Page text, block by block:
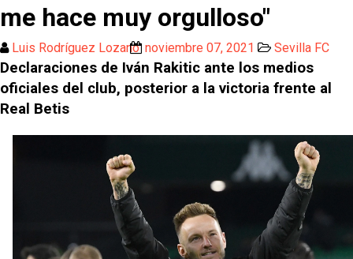
El Sevilla FC oficializa la cesión de Rafa Mir al Aris
de Salónica
Juanlu se marcha traspasado al Bournemouth
Emery quiere pescar en el Atleti , el Villareal ya
tiene nuevo portero y el Getafe mueve ficha... Las
últimas novedades del mercado de La Liga
Vargas y Sow se incorporan al grupo en la sesión
Odysseas Vlachodimos: “El objetivo es mejorar la
temporada pasada”
me hace muy orgulloso"
Luis Rodríguez Lozano noviembre 07, 2021 Sevilla FC
Declaraciones de Iván Rakitic ante los medios
oficiales del club, posterior a la victoria frente al
Real Betis